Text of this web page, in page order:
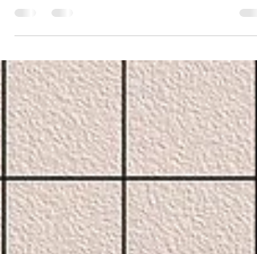
No todo lo bueno está en las calles más
en secreto. Son esos cafés que encuentras por
casualidad, los que huelen a espresso recién
molido y a tardes sin prisa. Nos encantan
porque tienen alma: baristas que te saludan
tu nombre, tazas que calientan más que el
y rincones donde se te pasa el tiempo sin
cuenta. Si te gusta descubrir lugares que
conocen (pero que todos deb